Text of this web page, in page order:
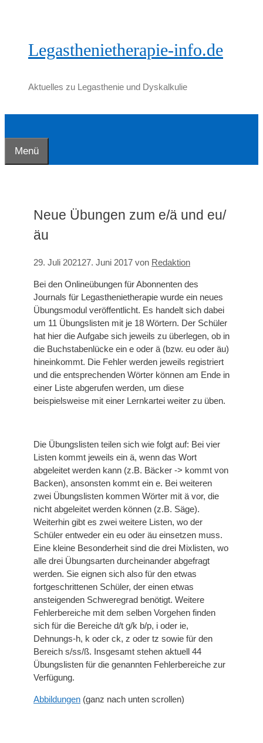
Legasthenietherapie-info.de
Aktuelles zu Legasthenie und Dyskalkulie
Menü
Neue Übungen zum e/ä und eu/
äu
29. Juli 202127. Juni 2017 von Redaktion
Bei den Onlineübungen für Abonnenten des
Journals für Legasthenietherapie wurde ein neues
Übungsmodul veröffentlicht. Es handelt sich dabei
um 11 Übungslisten mit je 18 Wörtern. Der Schüler
hat hier die Aufgabe sich jeweils zu überlegen, ob in
die Buchstabenlücke ein e oder ä (bzw. eu oder äu)
hineinkommt. Die Fehler werden jeweils registriert
und die entsprechenden Wörter können am Ende in
einer Liste abgerufen werden, um diese
beispielsweise mit einer Lernkartei weiter zu üben.
Die Übungslisten teilen sich wie folgt auf: Bei vier
Listen kommt jeweils ein ä, wenn das Wort
abgeleitet werden kann (z.B. Bäcker -> kommt von
Backen), ansonsten kommt ein e. Bei weiteren
zwei Übungslisten kommen Wörter mit ä vor, die
nicht abgeleitet werden können (z.B. Säge).
Weiterhin gibt es zwei weitere Listen, wo der
Schüler entweder ein eu oder äu einsetzen muss.
Eine kleine Besonderheit sind die drei Mixlisten, wo
alle drei Übungsarten durcheinander abgefragt
werden. Sie eignen sich also für den etwas
fortgeschrittenen Schüler, der einen etwas
ansteigenden Schweregrad benötigt. Weitere
Fehlerbereiche mit dem selben Vorgehen finden
sich für die Bereiche d/t g/k b/p, i oder ie,
Dehnungs-h, k oder ck, z oder tz sowie für den
Bereich s/ss/ß. Insgesamt stehen aktuell 44
Übungslisten für die genannten Fehlerbereiche zur
Verfügung.
Abbildungen (ganz nach unten scrollen)